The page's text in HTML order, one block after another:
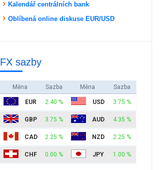
Kalendář centrálních bank
Oblíbená online diskuse EUR/USD
FX sazby
Měna Sazba Měna Sazba
EUR 2.40 % USD 3.75 %
GBP 3.75 % AUD 4.35 %
CAD 2.25 % NZD 2.25 %
CHF 0.00 % JPY 1.00 %